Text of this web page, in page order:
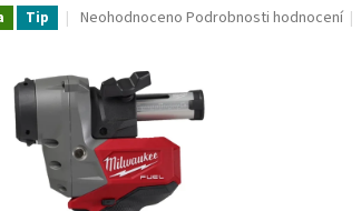
Tip
Průměrné
je
0,0
z
5
hvězdiček.
Neohodnoceno Podrobnosti hodnocení